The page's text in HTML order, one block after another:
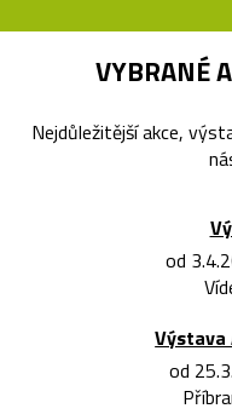
VYBRANÉ
Nejdůležitější akce,
od
od